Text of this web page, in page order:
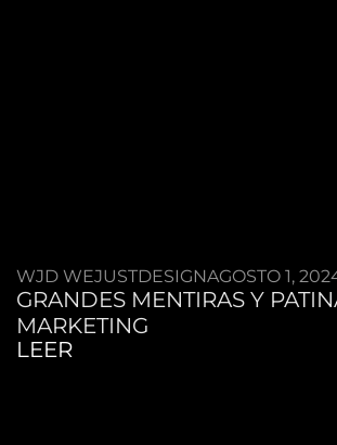
WJD WEJUSTDESIGNAGOSTO 1,
GRANDES MENTIRAS Y
MARKETING
LEER